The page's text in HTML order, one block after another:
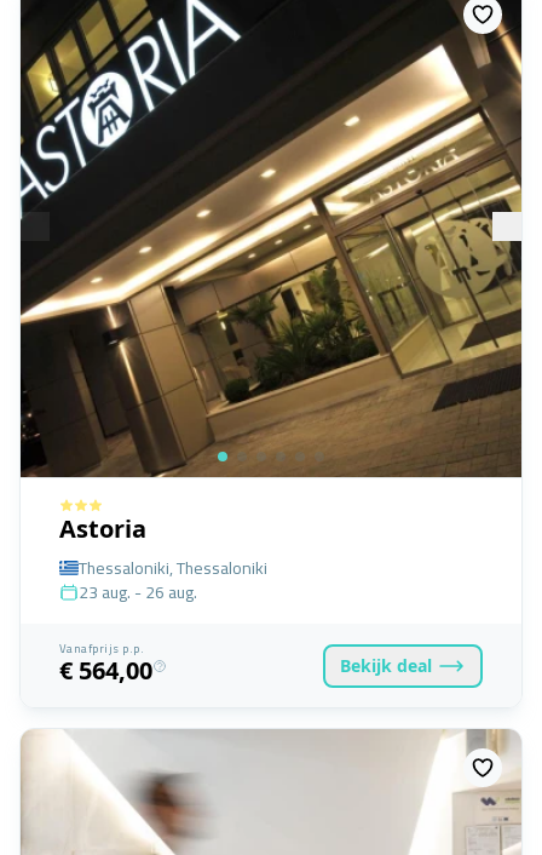
Astoria
Thessaloniki, Thessaloniki
23 aug. - 26 aug.
Vanafprijs p.p.
€ 564,00 Bekijk deal